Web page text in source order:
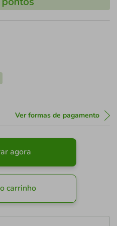
Ver formas de pagamento
agora
carrinho